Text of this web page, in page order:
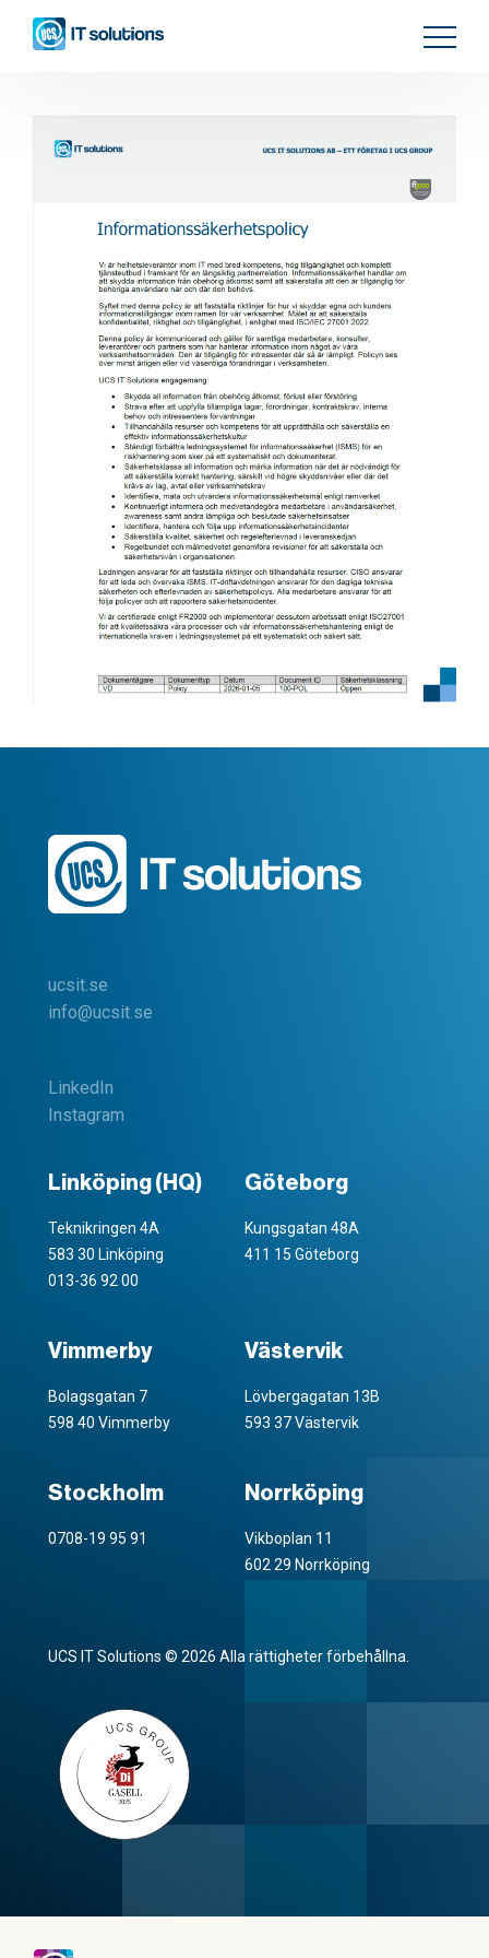
ucsit.se
info@ucsit.se
LinkedIn
Instagram
Linköping (HQ)
Teknikringen 4A
583 30 Linköping
013-36 92 00
Göteborg
Kungsgatan 48A
411 15 Göteborg
Vimmerby
Bolagsgatan 7
598 40 Vimmerby
Västervik
Lövbergagatan 13B
593 37 Västervik
Stockholm
0708-19 95 91
Norrköping
Vikboplan 11
602 29 Norrköping
UCS IT Solutions © 2026 Alla rättigheter förbehållna.